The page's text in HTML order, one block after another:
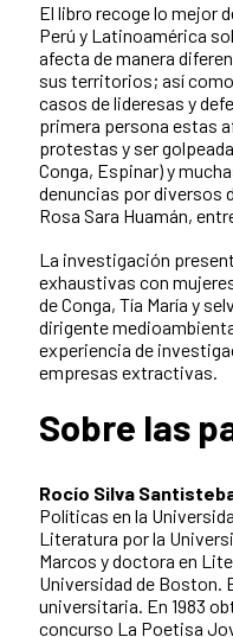
El libro recoge lo mejor
Perú y Latinoamérica
afecta de manera
sus territorios; así
casos de lideresas y
primera persona estas
protestas y ser
Conga, Espinar) y
denuncias por diversos
Rosa Sara Huamán,
La investigación
exhaustivas con
de Conga, Tía María y
dirigente
experiencia de
empresas extractivas.
Sobre las
Rocío Silva
Políticas en la
Literatura por la
Marcos y doctora en
Universidad de Boston.
universitaria. En 1983
concurso La Poetisa